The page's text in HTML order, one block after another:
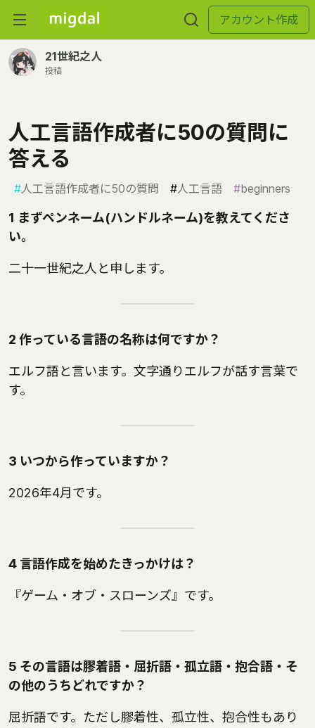
アカウント作成
21世紀之人
投稿
人工言語作成者に50の質問に
答える
#人工言語作成者に50の質問 #人工言語 #beginners
1 まずペンネーム(ハンドルネーム)を教えてくださ
い。
二十一世紀之人と申します。
2 作っている言語の名称は何ですか？
エルフ語と言います。文字通りエルフが話す言葉で
す。
3 いつから作っていますか？
2026年4月です。
4 言語作成を始めたきっかけは？
『ゲーム・オブ・スローンズ』です。
5 その言語は膠着語・屈折語・孤立語・抱合語・そ
の他のうちどれですか？
屈折語です。ただし膠着性、孤立性、抱合性もあり